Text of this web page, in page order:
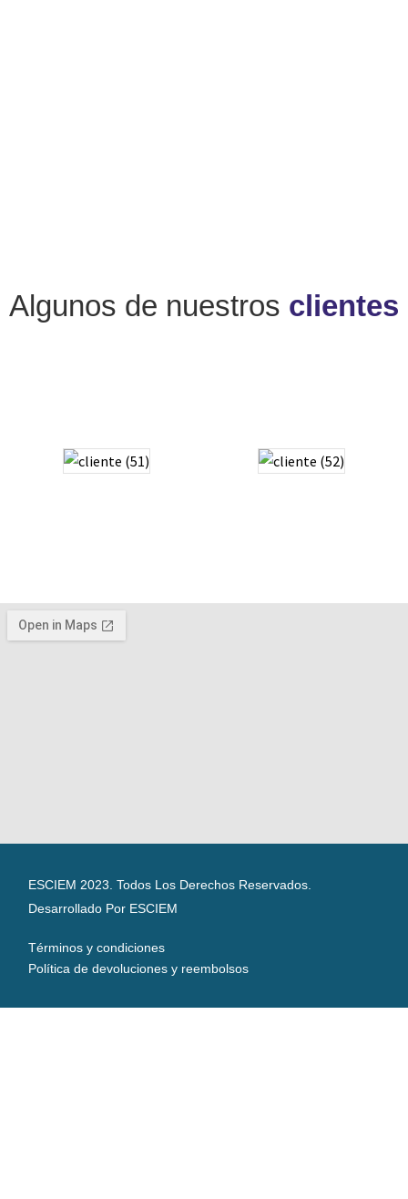
Algunos de nuestros clientes
ESCIEM 2023. Todos Los Derechos Reservados.
Desarrollado Por ESCIEM
Términos y condiciones
Política de devoluciones y reembolsos